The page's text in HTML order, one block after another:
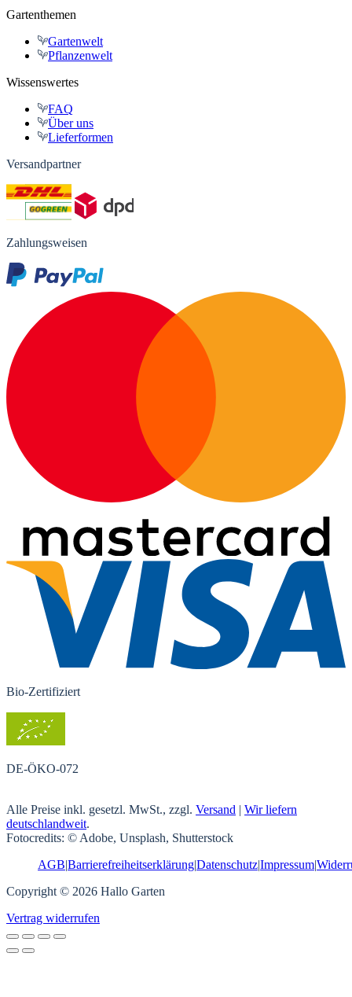
Gartenthemen
Gartenwelt
Pflanzenwelt
Wissenswertes
FAQ
Über uns
Lieferformen
Versandpartner
Zahlungsweisen
Bio-Zertifiziert
DE-ÖKO-072
Alle Preise inkl. gesetzl. MwSt., zzgl. Versand | Wir liefern
deutschlandweit.
Fotocredits: © Adobe, Unsplash, Shutterstock
AGB|Barrierefreiheitserklärung|Datenschutz|Impressum|
Copyright © 2026 Hallo Garten
Vertrag widerrufen